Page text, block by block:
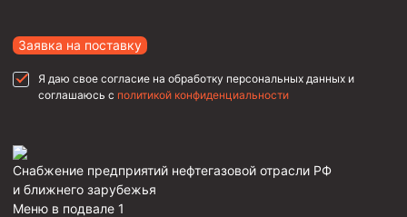
Заявка на поставку
Я даю свое согласие на обработку персональных данных и
соглашаюсь с политикой конфиденциальности
Снабжение предприятий нефтегазовой отрасли РФ
и ближнего зарубежья
Меню в подвале 1